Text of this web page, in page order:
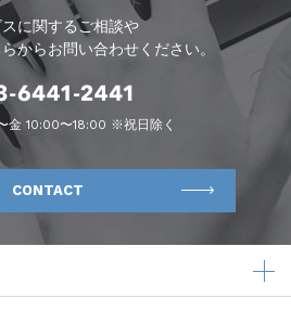
に関するご相談や
からお問い合わせください。
金 10:00〜18:00 ※祝日除く
CONTACT